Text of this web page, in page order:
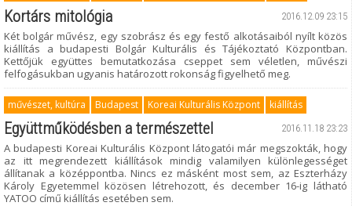
2016.12.09 23:15
Kortárs mitológia
Két bolgár művész, egy szobrász és egy festő alkotásaiból nyílt közös
kiállítás a budapesti Bolgár Kulturális és Tájékoztató Központban.
Kettőjük együttes bemutatkozása cseppet sem véletlen, művészi
felfogásukban ugyanis határozott rokonság figyelhető meg.
művészet, kultúra Budapest Koreai Kulturális Központ kiállítás
2016.11.18 23:23
Együttműködésben a természettel
A budapesti Koreai Kulturális Központ látogatói már megszokták, hogy
az itt megrendezett kiállítások mindig valamilyen különlegességet
állítanak a középpontba. Nincs ez másként most sem, az Eszterházy
Károly Egyetemmel közösen létrehozott, és december 16-ig látható
YATOO című kiállítás esetében sem.